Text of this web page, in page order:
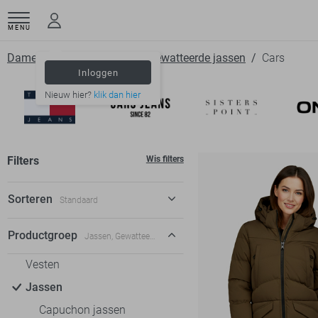
MENU
Inloggen
Nieuw hier? klik dan hier
Dameskleding Jassen Gewatteerde jassen Cars
Filters Wis filters
Sorteren Standaard
Standaard
Productgroep Jassen, Gewatteerde jassen
Vesten
Jassen
Capuchon jassen